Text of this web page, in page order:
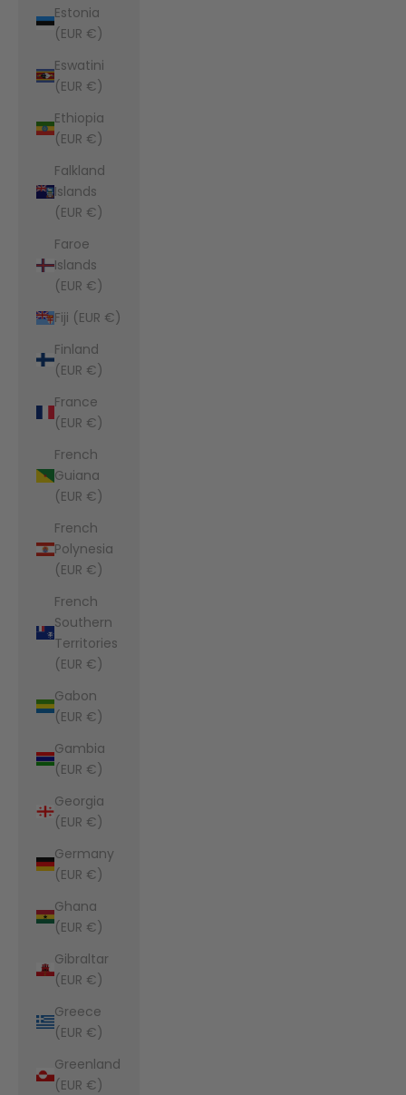
Estonia
(EUR €)
Eswatini
(EUR €)
Ethiopia
(EUR €)
Falkland
Islands
(EUR €)
Faroe
Islands
(EUR €)
Fiji (EUR €)
Finland
(EUR €)
France
(EUR €)
French
Guiana
(EUR €)
French
Polynesia
(EUR €)
French
Southern
Territories
(EUR €)
Gabon
(EUR €)
Gambia
(EUR €)
Georgia
(EUR €)
Germany
(EUR €)
Ghana
(EUR €)
Gibraltar
(EUR €)
Greece
(EUR €)
Greenland
(EUR €)